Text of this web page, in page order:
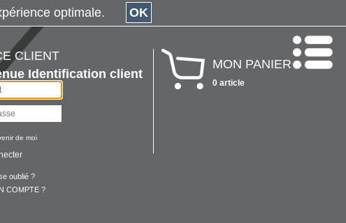
CLIENT
Identification client
de moi
oublié ?
COMPTE ?
MON PANIER
0 article
optimale. OK